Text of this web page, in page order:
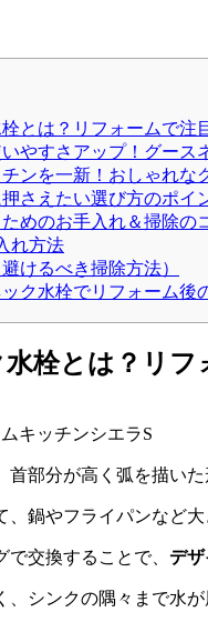
とは？リフォームで注
やすさアップ！グース
ンを一新！おしゃれな
さえたい選び方のポイ
めのお手入れ＆掃除の
れ方法
けるべき掃除方法）
ク水栓でリフォーム後
栓とは？リ
キッチンシエラS
首部分が高く弧を描い
、鍋やフライパンなど
交換することで、 デ
、シンクの隅々まで水